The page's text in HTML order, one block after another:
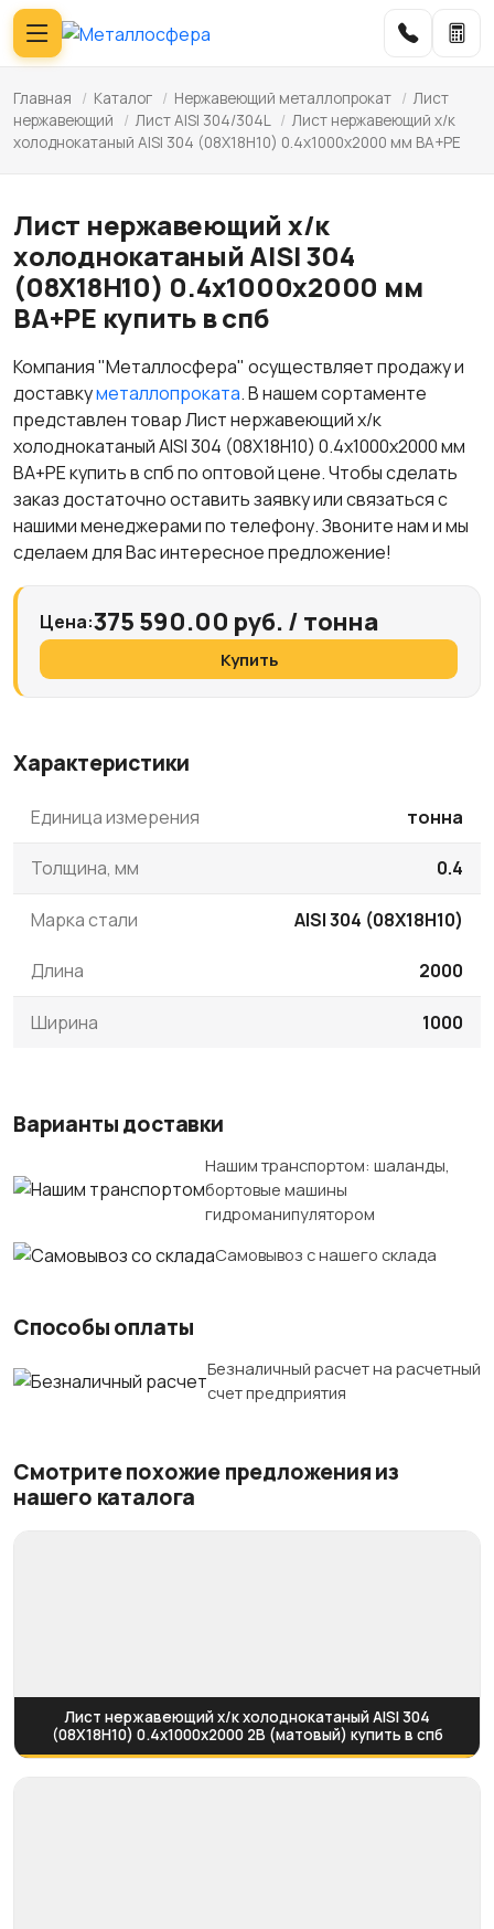
Главная / Каталог / Нержавеющий металлопрокат / Лист
нержавеющий
/ Лист AISI 304/304L / Лист нержавеющий х/к
холоднокатаный AISI 304 (08Х18Н10) 0.4х1000х2000 мм BA+PE
Лист нержавеющий х/к
холоднокатаный AISI 304
(08Х18Н10) 0.4х1000х2000 мм
BA+PE купить в спб
Компания "Металлосфера" осуществляет продажу и
доставкуметаллопроката. В нашем сортаменте
представлен товар Лист нержавеющий х/к
холоднокатаный AISI 304 (08Х18Н10) 0.4х1000х2000 мм
BA+PE купить в спб по оптовой цене. Чтобы сделать
заказ достаточно оставить заявку или связаться с
нашими менеджерами по телефону. Звоните нам и мы
сделаем для Вас интересное предложение!
Цена:375 590.00 руб. / тонна
Купить
Характеристики
Единица измерения тонна
Толщина, мм 0.4
Марка стали AISI 304 (08Х18Н10)
Длина 2000
Ширина 1000
Варианты доставки
Нашим транспортом: шаланды,
бортовые машины
гидроманипулятором
Самовывоз с нашего склада
Способы оплаты
Безналичный расчет на расчетный
счет предприятия
Смотрите похожие предложения из
нашего каталога
Лист нержавеющий х/к холоднокатаный AISI 304
(08Х18Н10) 0.4х1000х2000 2B (матовый) купить в спб